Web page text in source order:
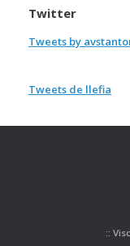
Twitter
Tweets by
Tweets de llefia
::